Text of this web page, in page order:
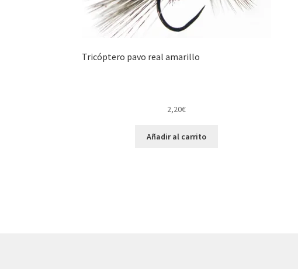
Tricóptero pavo real amarillo
2,20€
Añadir al carrito